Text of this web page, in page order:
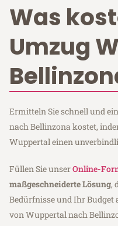
Was
Umzug
Ermitteln Sie schnell und
nach Bellinzona kostet,
Wuppertal einen
Füllen Sie unserOnline-
maßgeschneiderte Lösung,
Bedürfnisse und Ihr Budget
von Wuppertal nach